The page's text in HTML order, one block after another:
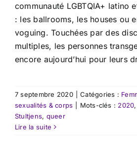
communauté LGBTQIA+ latino
: les ballrooms, les houses ou
voguing. Touchées par des
multiples, les personnes
encore aujourd’hui pour leurs
7 septembre 2020 Catégories :
sexualités & corps
Mots-clés : 2020,
Stultjens, queer
Lire la suite